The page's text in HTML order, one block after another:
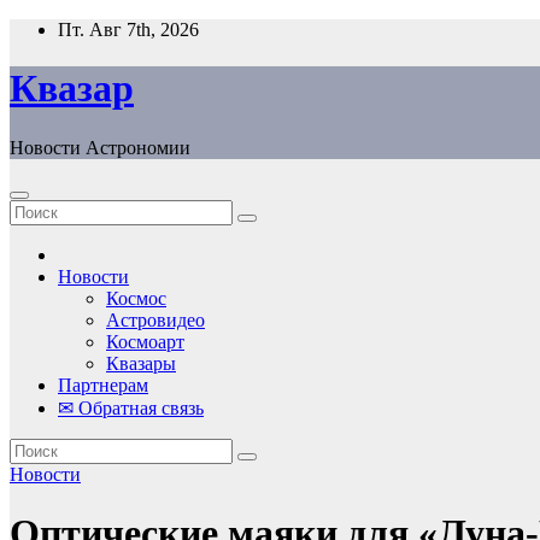
Перейти
содержанию
Пт. Авг 7th, 2026
Квазар
Новости Астрономии
Новости
Космос
Астровидео
Космоарт
Квазары
Партнерам
✉ Обратная связь
Новости